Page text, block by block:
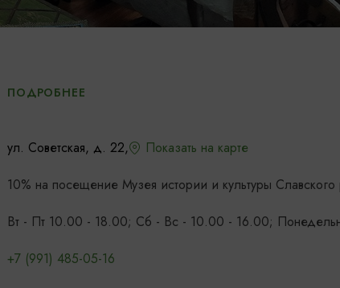
ПОДРОБНЕЕ
ул. Советская, д. 22, Показать на карте
10% на посещение Музея истории и культуры Славского
Вт - Пт 10.00 - 18.00; Сб - Вс - 10.00 - 16.00;
+7 (991) 485-05-16